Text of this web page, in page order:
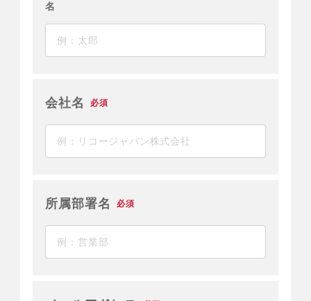
名
会社名 必須
所属部署名 必須